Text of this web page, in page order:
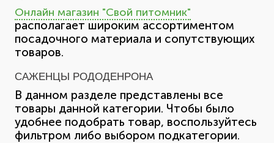
Онлайн магазин "Свой питомник"
располагает широким ассортиментом
посадочного материала и сопутствующих
товаров.
САЖЕНЦЫ РОДОДЕНРОНА
В данном разделе представлены все
товары данной категории. Чтобы было
удобнее подобрать товар, воспользуйтесь
фильтром либо выбором подкатегории.